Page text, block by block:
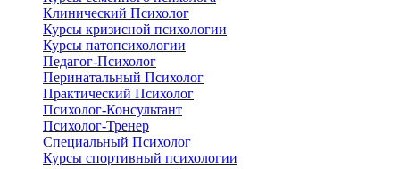
Клинический Психолог
Курсы кризисной психологии
Курсы патопсихологии
Педагог-Психолог
Перинатальный Психолог
Практический Психолог
Психолог-Консультант
Психолог-Тренер
Специальный Психолог
Курсы спортивный психологии